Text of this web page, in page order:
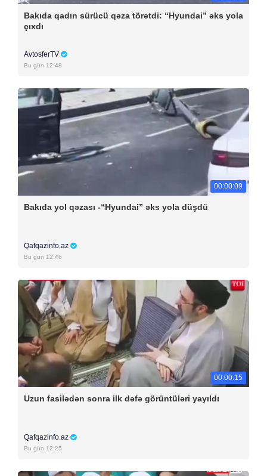
Bakıda qadın sürücü qəza törətdi: “Hyundai” əks yola
çıxdı
AvtosferTV
Bu gün 12:48
00:00:09
Bakıda yol qəzası -“Hyundai” əks yola düşdü
Qafqazinfo.az
Bu gün 12:46
00:00:15
Uzun fasilədən sonra ilk dəfə görüntüləri yayıldı
Qafqazinfo.az
Bu gün 12:25